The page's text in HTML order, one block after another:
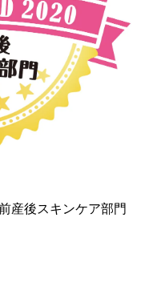
産後スキンケア部門